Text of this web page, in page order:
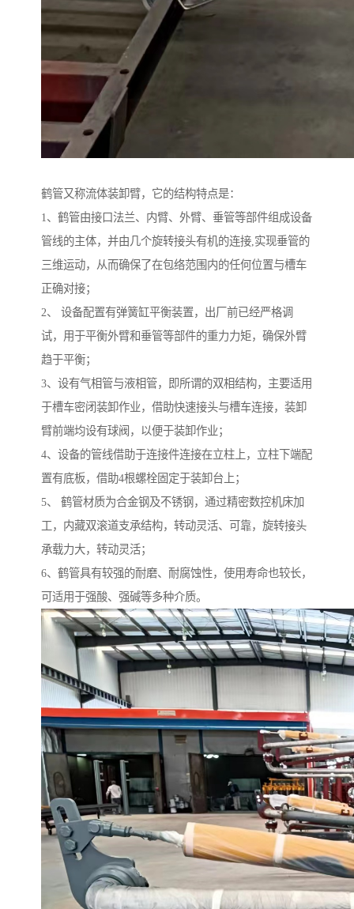
鹤管又称流体装卸臂，它的结构特点是：
1、鹤管由接口法兰、内臂、外臂、垂管等部件组成设备
管线的主体，并由几个旋转接头有机的连接,实现垂管的
三维运动，从而确保了在包络范围内的任何位置与槽车
正确对接；
2、 设备配置有弹簧缸平衡装置，出厂前已经严格调
试，用于平衡外臂和垂管等部件的重力力矩，确保外臂
趋于平衡；
3、设有气相管与液相管，即所谓的双相结构，主要适用
于槽车密闭装卸作业，借助快速接头与槽车连接，装卸
臂前端均设有球阀，以便于装卸作业；
4、设备的管线借助于连接件连接在立柱上，立柱下端配
置有底板，借助4根螺栓固定于装卸台上；
5、 鹤管材质为合金钢及不锈钢，通过精密数控机床加
工，内藏双滚道支承结构，转动灵活、可靠，旋转接头
承载力大，转动灵活；
6、鹤管具有较强的耐磨、耐腐蚀性，使用寿命也较长，
可适用于强酸、强碱等多种介质。